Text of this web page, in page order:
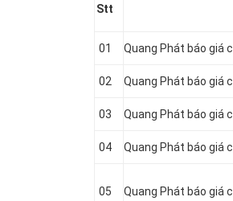
Stt
01 Quang Phát báo giá
02 Quang Phát báo giá
03 Quang Phát báo giá
04 Quang Phát báo giá
05 Quang Phát báo giá